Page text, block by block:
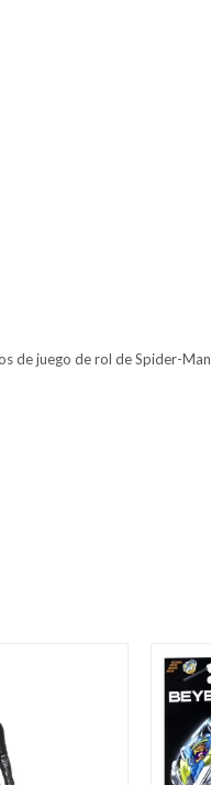
de juego de rol de Spider-Man